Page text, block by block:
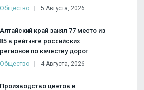
Общество 5 Августа, 2026
Алтайский край занял 77 место из
85 в рейтинге российских
регионов по качеству дорог
Общество 4 Августа, 2026
Производство цветов в